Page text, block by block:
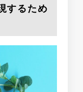
するため